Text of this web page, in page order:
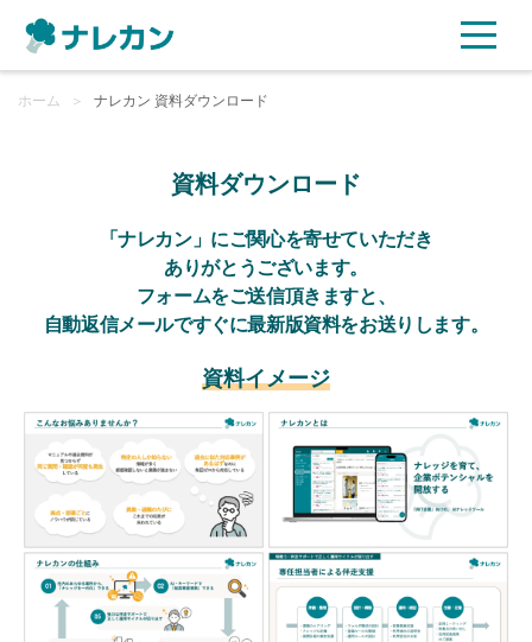
ご利用プラン
ご利用企業様の声
セキュリティ
よくある質問
資料ダウンロード
無料トライアル
ログイン
ホーム ＞ ナレカン 資料ダウンロード
資料ダウンロード
「ナレカン」にご関心を寄せていただき
ありがとうございます。
フォームをご送信頂きますと、
自動返信メールですぐに最新版資料をお送りします。
資料イメージ